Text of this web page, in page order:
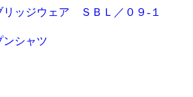
リッジウェア ＳＢＬ／０９‐１
ンシャツ